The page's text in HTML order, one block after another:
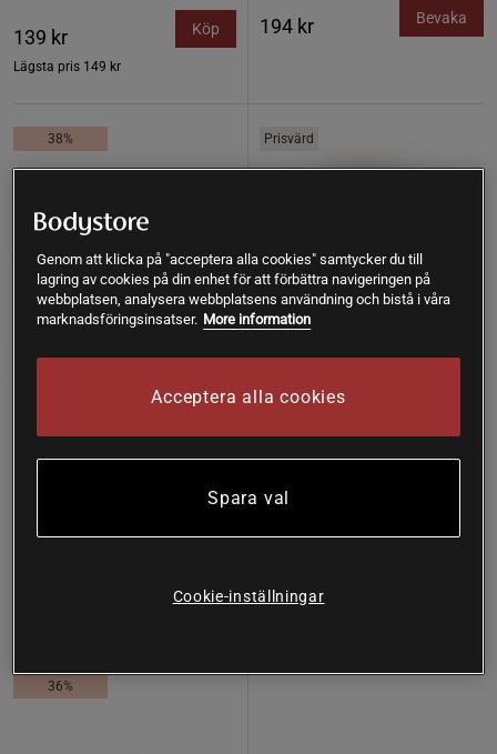
139 kr
Lägsta pris 149 kr
Köp 194 kr Bevaka
38%
LactoVitalis Pro 30 kapslar
58 recensioner
Prisvärd
Magnesium 375 mg 100
119 recensioner
Lägsta pris
36%
Genom att klicka på "acceptera alla cookies" samtycker du till
lagring av cookies på din enhet för att förbättra navigeringen på
webbplatsen, analysera webbplatsens användning och bistå i våra
marknadsföringsinsatser. More information
Acceptera alla cookies
Spara val
Cookie-inställningar